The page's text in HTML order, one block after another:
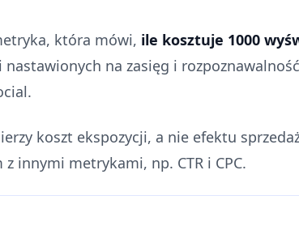
która mówi, ile kosztuje 1000
na zasięg i
koszt ekspozycji, a nie efektu
innymi metrykami, np. CTR i CPC.